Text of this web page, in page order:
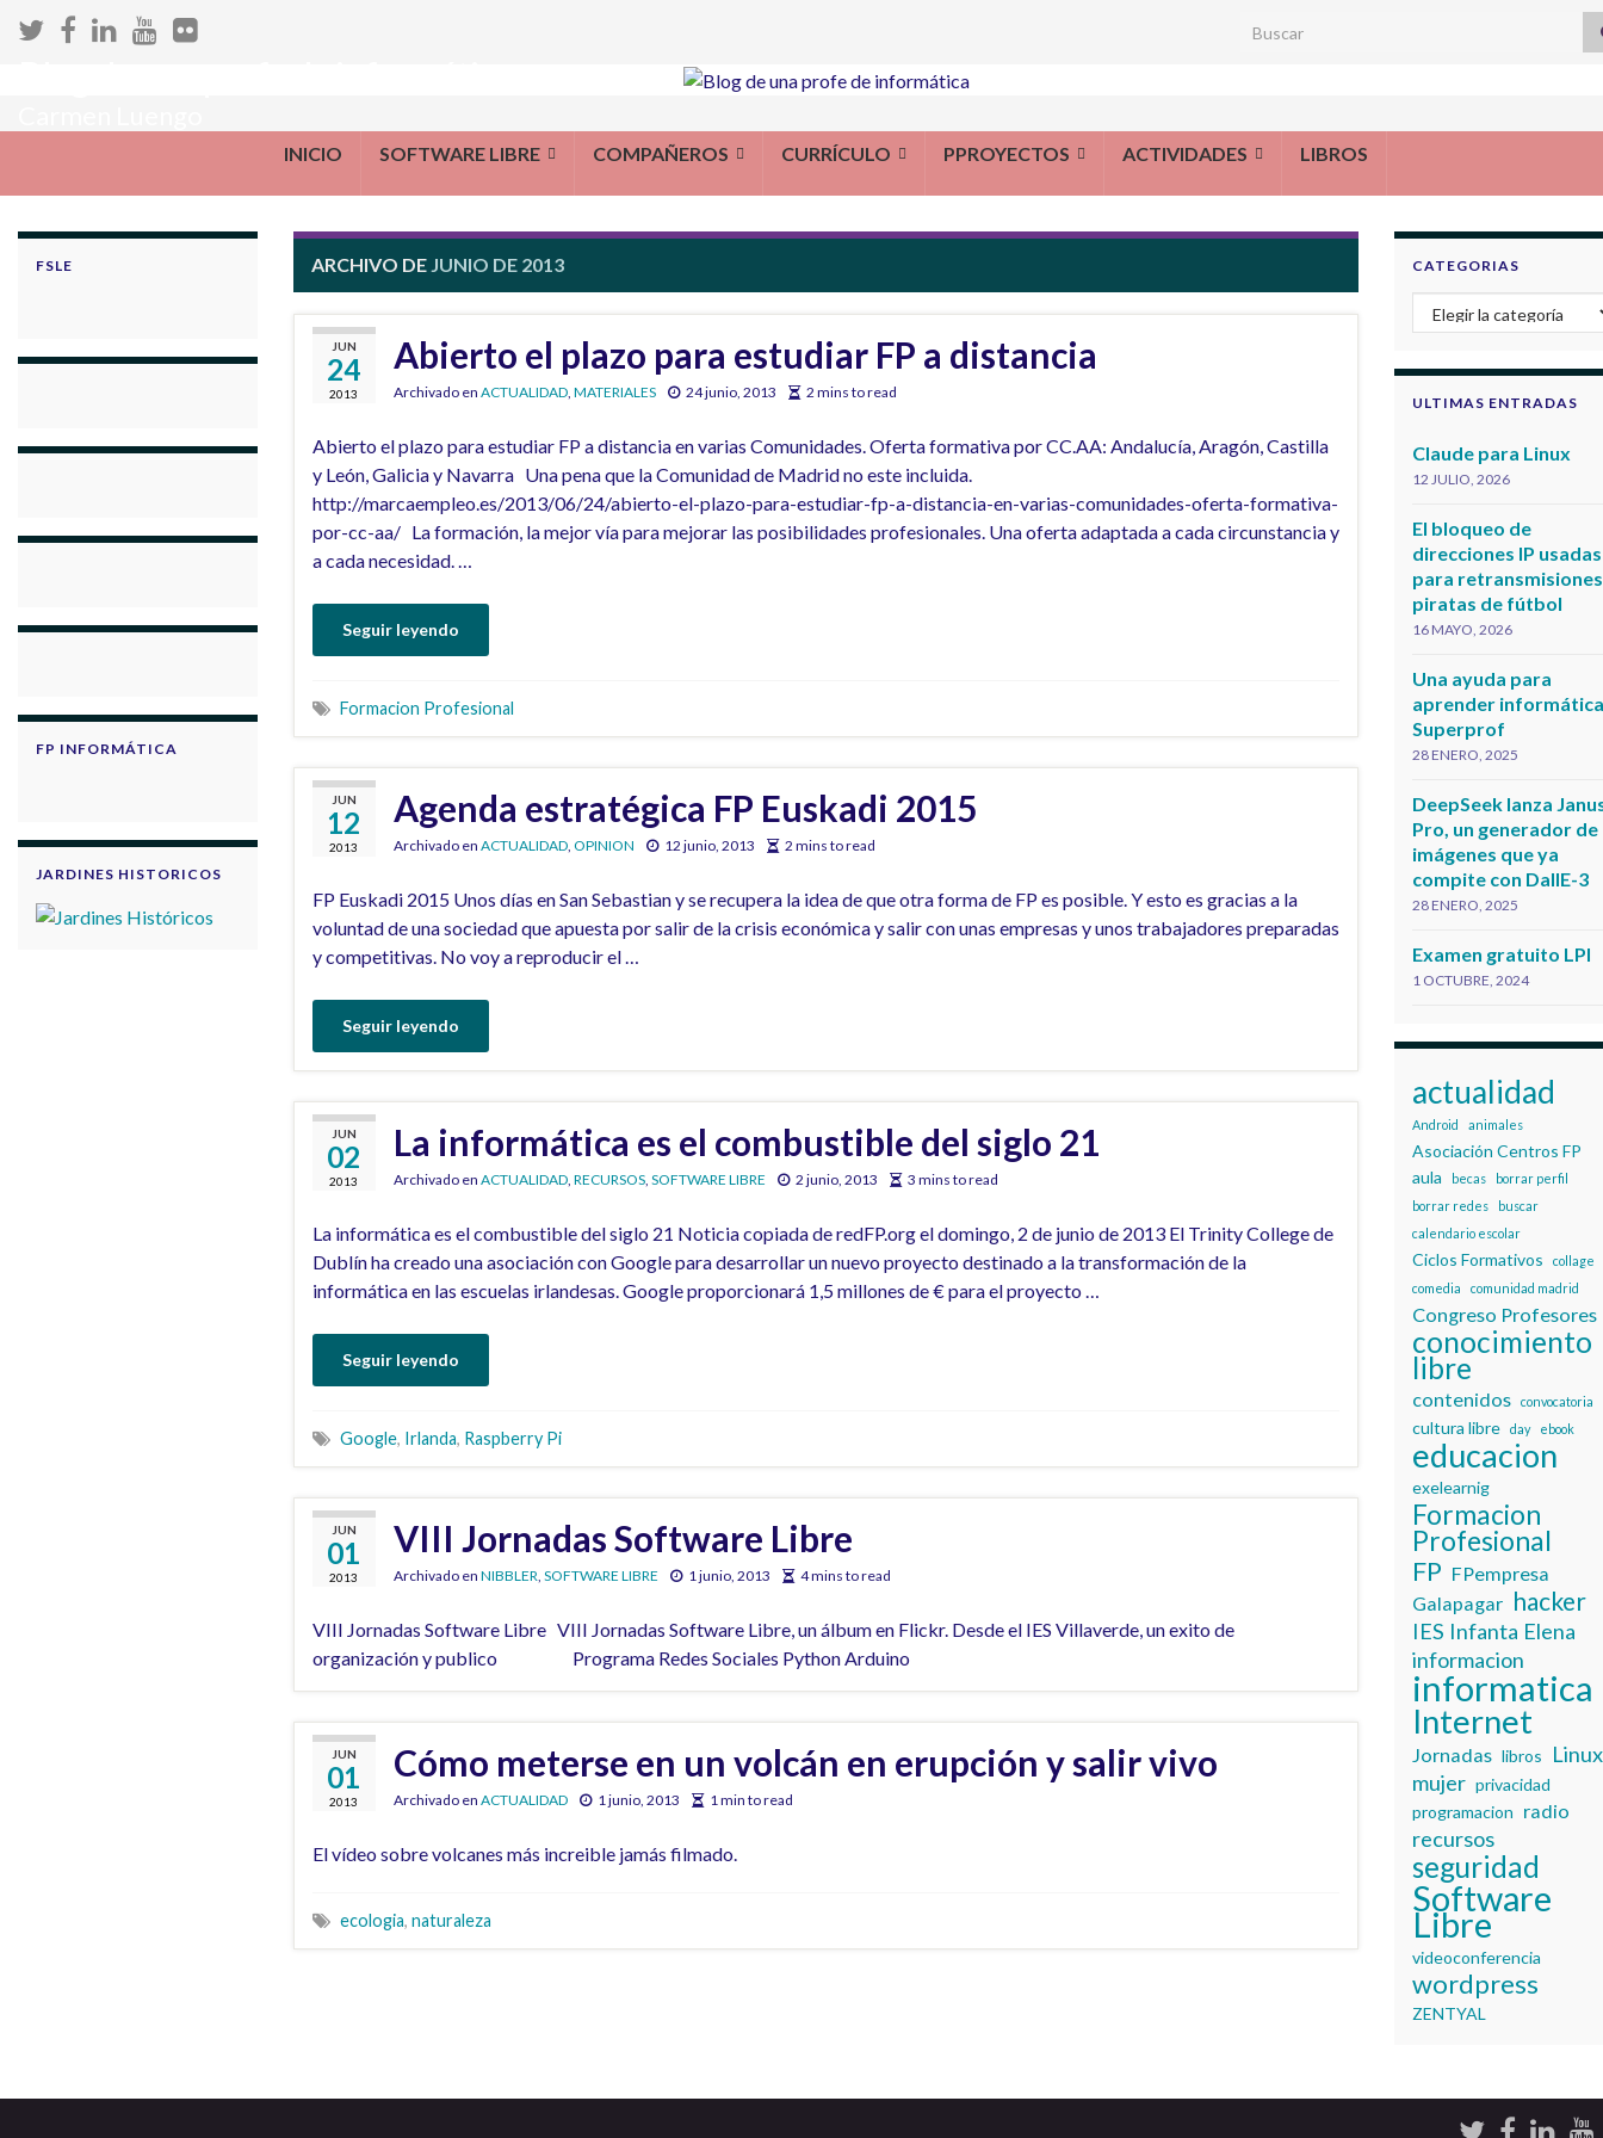
Search for:
INICIO SOFTWARE LIBRE COMPAÑEROS CURRÍCULO PPROYECTOS ACTIVIDADES LIBROS
ARCHIVO DE JUNIO DE 2013
JUN
24
2013
Abierto el plazo para estudiar FP a distancia
Archivado en ACTUALIDAD, MATERIALES 24 junio, 2013 2 mins to read
Abierto el plazo para estudiar FP a distancia en varias Comunidades. Oferta formativa por CC.AA: Andalucía, Aragón, Castilla
y León, Galicia y Navarra Una pena que la Comunidad de Madrid no este incluida.
http://marcaempleo.es/2013/06/24/abierto-el-plazo-para-estudiar-fp-a-distancia-en-varias-comunidades-oferta-formativa-
por-cc-aa/ La formación, la mejor vía para mejorar las posibilidades profesionales. Una oferta adaptada a cada circunstancia y
a cada necesidad. …
Seguir leyendo
Formacion Profesional
JUN
12
2013
Agenda estratégica FP Euskadi 2015
Archivado en ACTUALIDAD, OPINION 12 junio, 2013 2 mins to read
FP Euskadi 2015 Unos días en San Sebastian y se recupera la idea de que otra forma de FP es posible. Y esto es gracias a la
voluntad de una sociedad que apuesta por salir de la crisis económica y salir con unas empresas y unos trabajadores preparadas
y competitivas. No voy a reproducir el …
Seguir leyendo
JUN
02
2013
La informática es el combustible del siglo 21
Archivado en ACTUALIDAD, RECURSOS, SOFTWARE LIBRE 2 junio, 2013 3 mins to read
La informática es el combustible del siglo 21 Noticia copiada de redFP.org el domingo, 2 de junio de 2013 El Trinity College de
Dublín ha creado una asociación con Google para desarrollar un nuevo proyecto destinado a la transformación de la
informática en las escuelas irlandesas. Google proporcionará 1,5 millones de € para el proyecto …
Seguir leyendo
Google, Irlanda, Raspberry Pi
JUN
01
2013
VIII Jornadas Software Libre
Archivado en NIBBLER, SOFTWARE LIBRE 1 junio, 2013 4 mins to read
VIII Jornadas Software Libre VIII Jornadas Software Libre, un álbum en Flickr. Desde el IES Villaverde, un exito de
organización y publico Programa Redes Sociales Python Arduino
JUN
01
2013
Cómo meterse en un volcán en erupción y salir vivo
Archivado en ACTUALIDAD 1 junio, 2013 1 min to read
El vídeo sobre volcanes más increible jamás filmado.
ecologia, naturaleza
FSLE
FP INFORMÁTICA
JARDINES HISTORICOS
CATEGORIAS
Categorias
ULTIMAS ENTRADAS
Claude para Linux
12 JULIO, 2026
El bloqueo de
direcciones IP usadas
para retransmisiones
piratas de fútbol
16 MAYO, 2026
Una ayuda para
aprender
Superprof
28 ENERO, 2025
DeepSeek lanza
Pro, un generador de
imágenes que ya
compite con DallE-3
28 ENERO, 2025
Examen gratuito LPI
1 OCTUBRE, 2024
actualidad
Android animales
Asociación Centros FP
aula
becas
borrar perfil
borrar redes
buscar
calendario escolar
Ciclos Formativos
collage
comedia
comunidad madrid
Congreso Profesores
conocimiento
libre
contenidos convocatoria
cultura libre day ebook
educacion
exelearnig
Formacion
Profesional
FP FPempresa
Galapagar hacker
IES Infanta Elena
informacion
informatica
Internet
Jornadas libros
Linux
mujer privacidad
programacion radio
recursos
seguridad
Software
Libre
videoconferencia
wordpress
ZENTYAL